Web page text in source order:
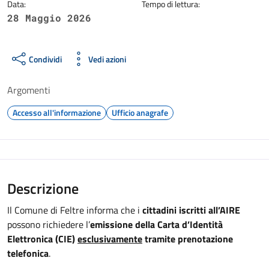
Data:
28 Maggio 2026
Tempo di lettura:
Condividi Vedi azioni
Argomenti
Accesso all'informazione Ufficio anagrafe
Descrizione
Il Comune di Feltre informa che i cittadini iscritti all’AIRE
possono richiedere l’emissione della Carta d’Identità
Elettronica (CIE)esclusivamentetramite prenotazione
telefonica.